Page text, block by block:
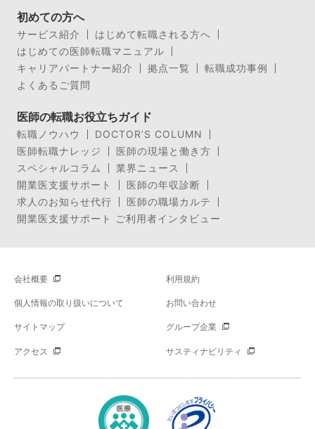
初めての方へ
サービス紹介
はじめて転職される方へ
はじめての医師転職マニュアル
キャリアパートナー紹介
拠点一覧
転職成功事例
よくあるご質問
医師の転職お役立ちガイド
転職ノウハウ
DOCTOR’S COLUMN
医師転職ナレッジ
医師の現場と働き方
スペシャルコラム
業界ニュース
開業医支援サポート
医師の年収診断
求人のお知らせ代行
医師の職場カルテ
開業医支援サポート ご利用者インタビュー
会社概要 利用規約
個人情報の取り扱いについて お問い合わせ
サイトマップ グループ企業
アクセス サスティナビリティ